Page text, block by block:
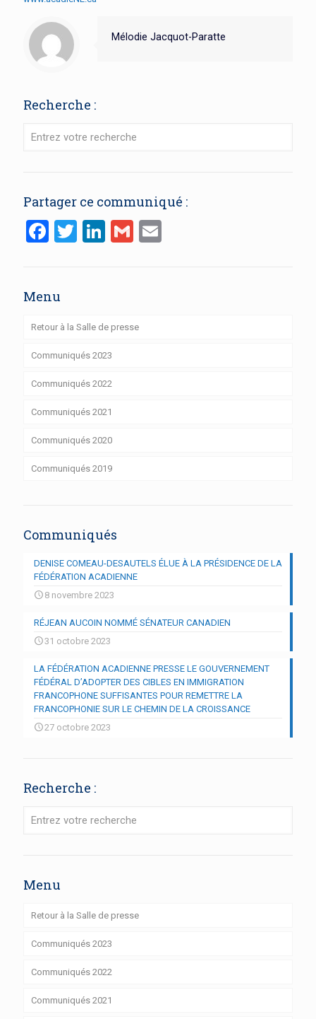
Mélodie Jacquot-Paratte
Recherche :
Partager ce communiqué :
Facebook
Twitter
LinkedIn
Gmail
Menu
Retour à la Salle de presse
Communiqués 2023
Communiqués 2022
Communiqués 2021
Communiqués 2020
Communiqués 2019
Communiqués
DENISE COMEAU-DESAUTELS ÉLUE À LA PRÉSIDENCE DE LA
FÉDÉRATION ACADIENNE
8 novembre 2023
RÉJEAN AUCOIN NOMMÉ SÉNATEUR CANADIEN
31 octobre 2023
LA FÉDÉRATION ACADIENNE PRESSE LE GOUVERNEMENT
FÉDÉRAL D’ADOPTER DES CIBLES EN IMMIGRATION
FRANCOPHONE SUFFISANTES POUR REMETTRE LA
FRANCOPHONIE SUR LE CHEMIN DE LA CROISSANCE
27 octobre 2023
Recherche :
Menu
Retour à la Salle de presse
Communiqués 2023
Communiqués 2022
Communiqués 2021